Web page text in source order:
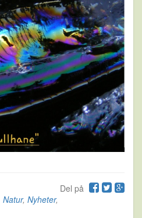
Del på
Natur, Nyheter,